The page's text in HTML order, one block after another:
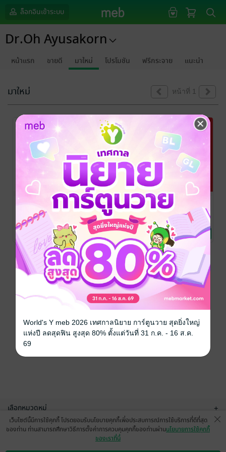
ล็อกอินเข้าระบบ
Dr.Oh Ayusakorn
หน้าแรก ขายดี มาใหม่ โปรโมชัน ฟรีกระจาย แนะนำ
มาใหม่ หน้าที่ 1
จิตวิทยาพุทธ
ศาสนากับ
ปัญหาความ
รุนแรงใน
ครอบครัว
ดร.อยุษกร งามชาติ
/ Dr.Oh Ayusakorn
จิตวิทยา
No Rating
รักอย่างไรให้ใจ
ปล่อยวาง :
จิตวิทยาความ
รักและศิลปะ
การเยียวยาใจ
ดร.อยุษกร งามชาติ
/ Dr.Oh Ayusakorn
จิตวิทยา
No Rating
จิตวิทยาความ
รัก
ดร.อยุษกร งามชาติ
/ Dr.Oh Ayusakorn
จิตวิทยา
No Rating
หน้าที่ 1
เลือกหมวดหมู่ +
บริการช่วยเหลือ
เว็บไซต์นี้มีการใช้คุกกี้ โปรดยอมรับนโยบายคุกกี้เพื่อประสบการณ์การใช้บริการที่ดีที่สุด
ของท่าน ท่านสามารถศึกษาวิธีการตั้งค่าการควบคุมคุกกี้ของท่านผ่านนโยบายการใช้คุกกี้
ของเราที่นี่
World's Y meb 2026 เทศกาลนิยาย การ์ตูนวาย สุดยิ่งใหญ่
แห่งปี ลดสุดฟิน สูงสุด 80% ตั้งแต่วันที่ 31 ก.ค. - 16 ส.ค.
69